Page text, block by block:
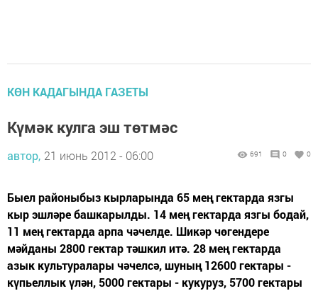
КӨН КАДАГЫНДА ГАЗЕТЫ
Күмәк кулга эш төтмәс
автор, 21 июнь 2012 - 06:00 691 0 0
Быел районыбыз кырларында 65 мең гектарда язгы
кыр эшләре башкарылды. 14 мең гектарда язгы бодай,
11 мең гектарда арпа чәчелде. Шикәр чөгендере
мәйданы 2800 гектар тәшкил итә. 28 мең гектарда
азык культуралары чәчелсә, шуның 12600 гектары -
күпьеллык үлән, 5000 гектары - кукуруз, 5700 гектары